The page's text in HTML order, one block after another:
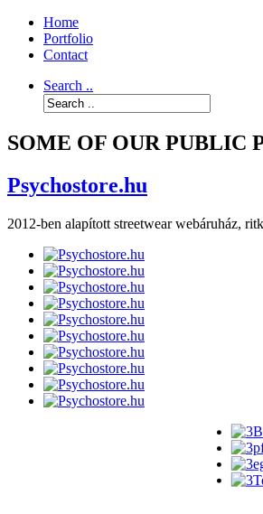
Home
Portfolio
Contact
Search ..
SOME OF OUR PUBLIC
Psychostore.hu
2012-ben alapított streetwear webáruház,